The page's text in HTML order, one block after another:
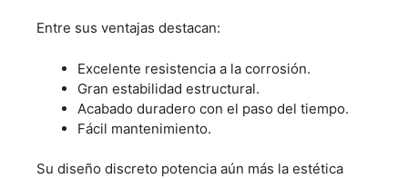
Entre sus ventajas destacan:
Excelente resistencia a la corrosión.
Gran estabilidad estructural.
Acabado duradero con el paso del tiempo.
Fácil mantenimiento.
Su diseño discreto potencia aún más la estética